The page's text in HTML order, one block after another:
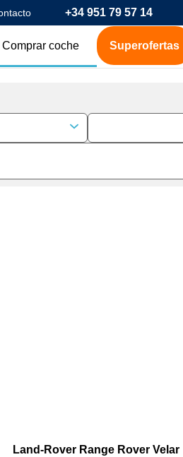
+34 951 79 57 14
Comprar coche
Coches Eléctricos
Superofertas
Land-Rover Range Rover Velar